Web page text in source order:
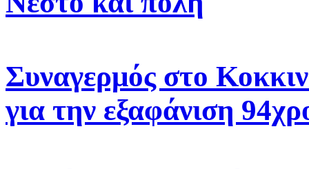
Συναγερμός στο
για την εξαφάνιση